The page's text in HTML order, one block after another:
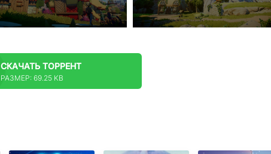
СКАЧАТЬ ТОРРЕНТ
РАЗМЕР: 69.25 KB